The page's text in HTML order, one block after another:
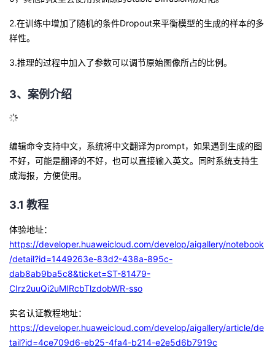
2.在训练中增加了随机的条件Dropout来平衡模型的生成的样本的多
样性。
3.推理的过程中加入了参数可以调节原始图像所占的比例。
3、案例介绍
编辑命令支持中文，系统将中文翻译为prompt，如果遇到生成的图
不好，可能是翻译的不好，也可以直接输入英文。同时系统支持生
成海报，方便使用。
3.1 教程
体验地址：
https://developer.huaweicloud.com/develop/aigallery/notebook
/detail?id=1449263e-83d2-438a-895c-
dab8ab9ba5c8&ticket=ST-81479-
CIrz2uuQi2uMIRcbTlzdobWR-sso
实名认证教程地址：
https://developer.huaweicloud.com/develop/aigallery/article/de
tail?id=4ce709d6-eb25-4fa4-b214-e2e5d6b7919c